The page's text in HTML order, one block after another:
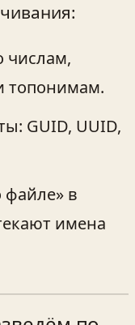
числам,
топонимам.
GUID, UUID,
файле» в
имена